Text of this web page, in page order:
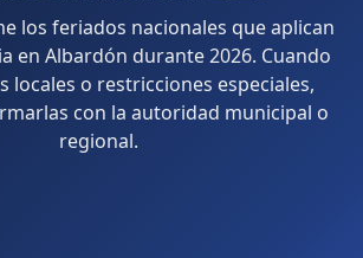
los feriados nacionales que aplican
en Albardón durante 2026. Cuando
locales o restricciones especiales,
con la autoridad municipal o
regional.